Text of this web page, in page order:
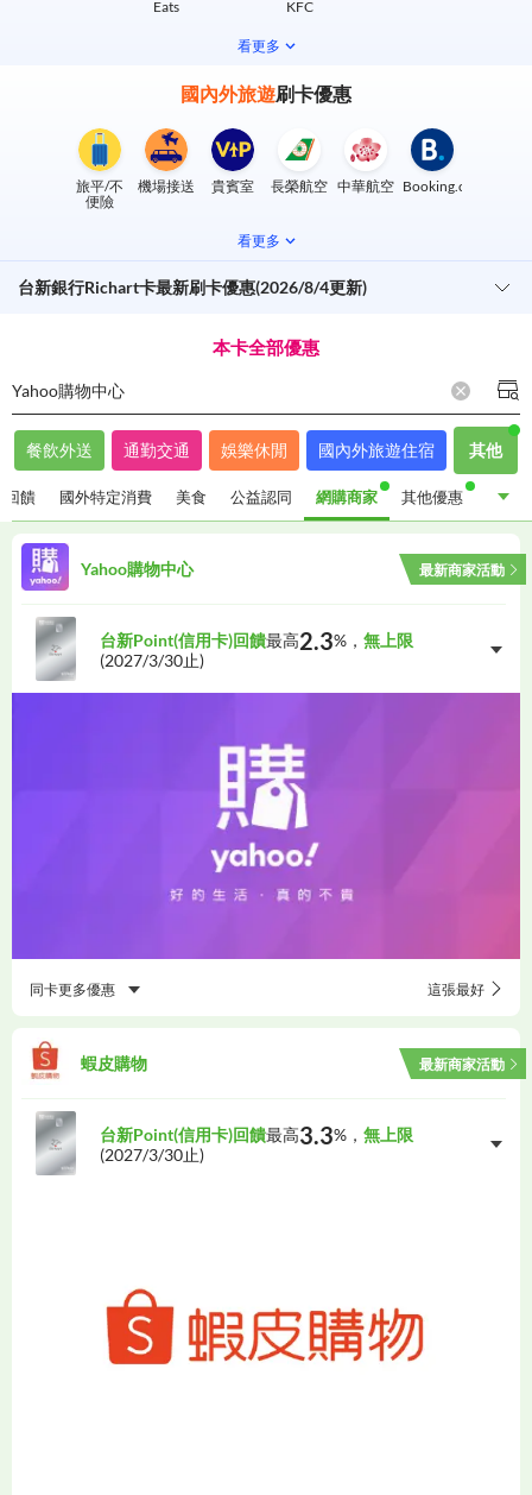
Eats
KFC
看更多
國內外旅遊刷卡優惠
旅平/不
便險
機場接送 貴賓室 長榮航空 中華航空 Booking.com
看更多
台新銀行Richart卡最新刷卡優惠(2026/8/4更新)
本卡全部優惠
Yahoo購物中心
餐飲外送 通勤交通 娛樂休閒 國內外旅遊住宿 其他
指定通路現金回饋 公益認同
網購商家
回饋 國外特定消費 美食 公益認同 網購商家 其他優惠
Yahoo購物中心 最新商家活動
台新Point(信用卡)回饋最高2.3%， 無上限
(2027/3/30止)
同卡更多優惠 這張最好
蝦皮購物 最新商家活動
台新Point(信用卡)回饋最高3.3%， 無上限
(2027/3/30止)